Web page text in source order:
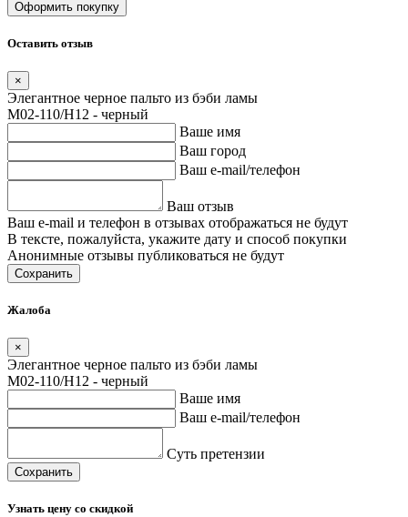
Оставить отзыв
×
Элегантное черное пальто из бэби ламы
M02-110/H12 - черный
Ваше имя
Ваш город
Ваш e-mail/телефон
Ваш отзыв
Ваш e-mail и телефон в отзывах отображаться не будут
В тексте, пожалуйста, укажите дату и способ покупки
Анонимные отзывы публиковаться не будут
Сохранить
Жалоба
×
Элегантное черное пальто из бэби ламы
M02-110/H12 - черный
Ваше имя
Ваш e-mail/телефон
Суть претензии
Сохранить
Узнать цену со скидкой